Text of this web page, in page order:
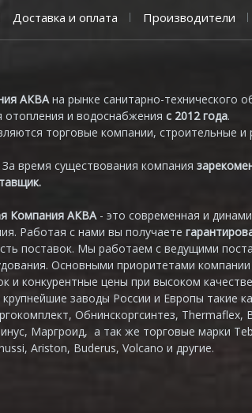
Доставка и оплата Производители
АКВАна рынке санитарно-технического
отопления и водоснабжения с 2012 года.
торговые компании, строительные и
время существования компания
Компания АКВА - это современная и
Работая с нами вы получаете
поставок. Мы работаем с ведущими
Основными приоритетами
и конкурентные цены при высоком
заводы России и Европы такие
Обнинскоргсинтез, Thermaflex,
Маргроид, а так же торговые марки
Ariston, Buderus, Volcano и другие.